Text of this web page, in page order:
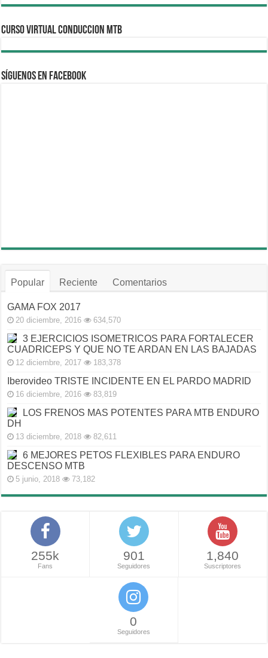
CURSO VIRTUAL CONDUCCION MTB
Síguenos en Facebook
Popular Reciente Comentarios
GAMA FOX 2017
20 diciembre, 2016 634,570
3 EJERCICIOS ISOMETRICOS PARA FORTALECER
CUADRICEPS Y QUE NO TE ARDAN EN LAS BAJADAS
12 diciembre, 2017 183,378
Iberovideo TRISTE INCIDENTE EN EL PARDO MADRID
16 diciembre, 2016 83,819
LOS FRENOS MAS POTENTES PARA MTB ENDURO
DH
13 diciembre, 2018 82,611
6 MEJORES PETOS FLEXIBLES PARA ENDURO
DESCENSO MTB
5 junio, 2018 73,182
255k
Fans
901
Seguidores
1,840
Suscriptores
0
Seguidores